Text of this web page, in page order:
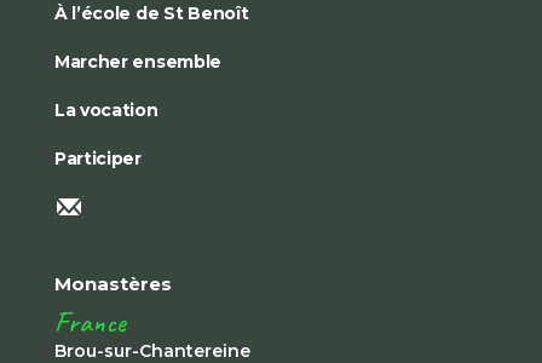
À l’école de St Benoît
Marcher ensemble
La vocation
Participer
Monastères
France
Brou-sur-Chantereine